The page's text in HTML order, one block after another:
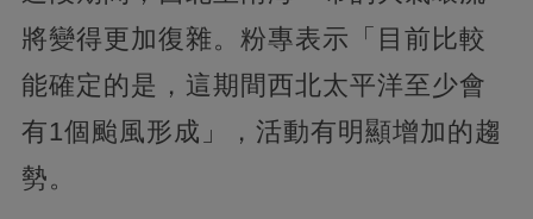
將變得更加復雜。粉專表示「目前比較
能確定的是，這期間西北太平洋至少會
有1個颱風形成」，活動有明顯增加的趨
勢。